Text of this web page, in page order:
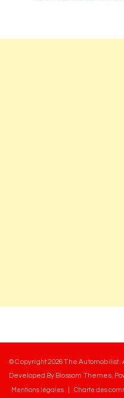
© Copyright 2026The Automobilist.
Developed By Blossom Themes.
Mentions légales Charte des